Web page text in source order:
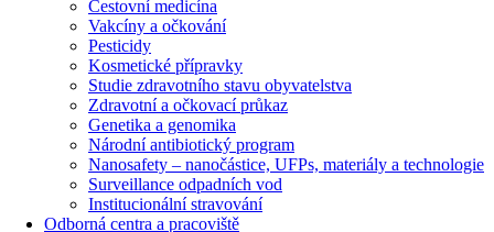
Cestovní medicína
Vakcíny a očkování
Pesticidy
Kosmetické přípravky
Studie zdravotního stavu obyvatelstva
Zdravotní a očkovací průkaz
Genetika a genomika
Národní antibiotický program
Nanosafety – nanočástice, UFPs, materiály a technologie
Surveillance odpadních vod
Institucionální stravování
Odborná centra a pracoviště